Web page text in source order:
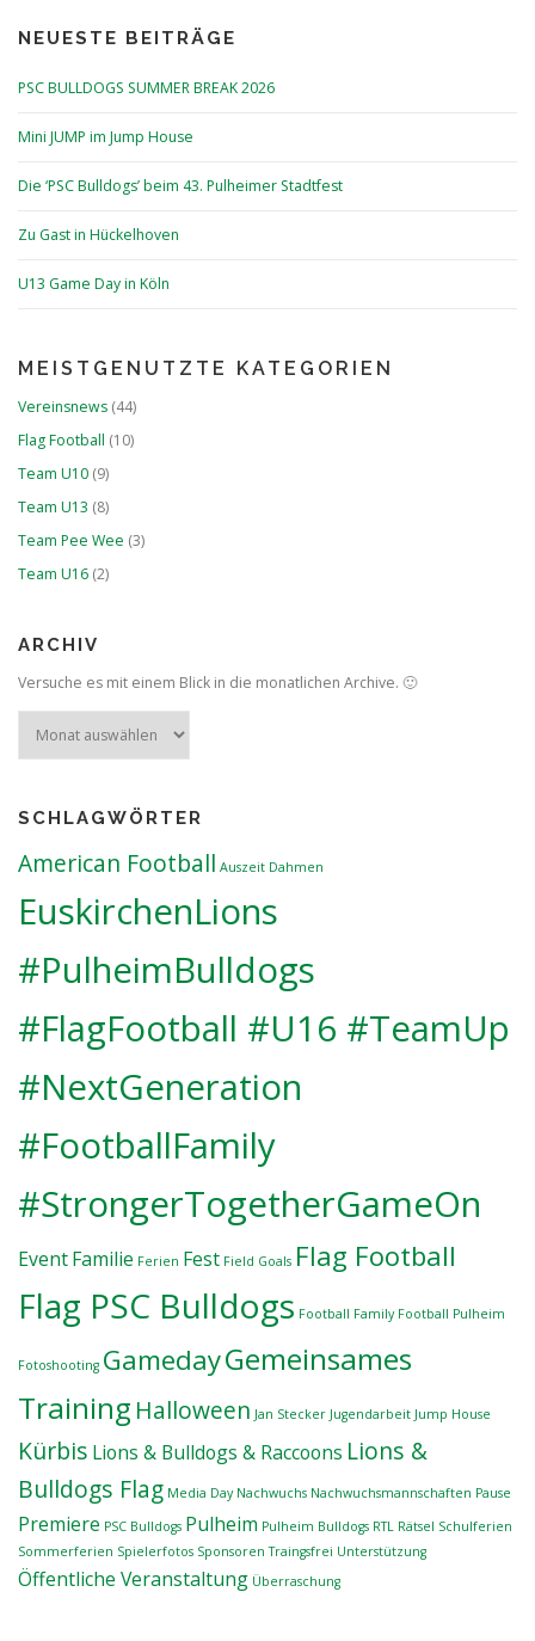
NEUESTE BEITRÄGE
PSC BULLDOGS SUMMER BREAK 2026
Mini JUMP im Jump House
Die ‘PSC Bulldogs’ beim 43. Pulheimer Stadtfest
Zu Gast in Hückelhoven
U13 Game Day in Köln
MEISTGENUTZTE KATEGORIEN
Vereinsnews (44)
Flag Football (10)
Team U10 (9)
Team U13 (8)
Team Pee Wee (3)
Team U16 (2)
ARCHIV
Versuche es mit einem Blick in die monatlichen Archive. 🙂
SCHLAGWÖRTER
American Football Auszeit Dahmen
EuskirchenLions
#PulheimBulldogs
#FlagFootball #U16 #TeamUp
#NextGeneration
#FootballFamily
#StrongerTogetherGameOn
EventFamilie Ferien Fest Field Goals Flag Football
Flag PSC Bulldogs Football Family Football Pulheim
Fotoshooting GamedayGemeinsames
Training Halloween Jan Stecker Jugendarbeit Jump House
Kürbis Lions & Bulldogs & Raccoons Lions &
Bulldogs Flag Media Day Nachwuchs Nachwuchsmannschaften Pause
Premiere PSC Bulldogs Pulheim Pulheim Bulldogs RTL Rätsel Schulferien
Sommerferien Spielerfotos Sponsoren Traingsfrei Unterstützung
Öffentliche Veranstaltung Überraschung